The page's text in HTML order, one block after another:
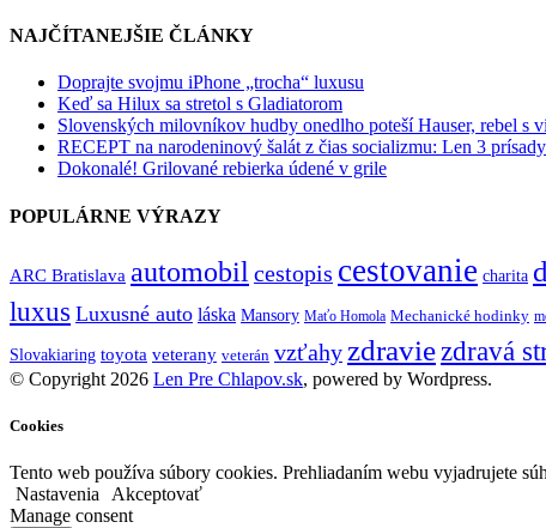
NAJČÍTANEJŠIE ČLÁNKY
Doprajte svojmu iPhone „trocha“ luxusu
Keď sa Hilux sa stretol s Gladiatorom
Slovenských milovníkov hudby onedlho poteší Hauser, rebel s
RECEPT na narodeninový šalát z čias socializmu: Len 3
Dokonalé! Grilované rebierka údené v grile
POPULÁRNE VÝRAZY
ARC Bratislava automobil cestopis cestovanie charita
luxus Luxusné auto láska Mansory Maťo Homola Mechanické hodinky
Slovakiaring toyota veterany veterán vzťahy zdravie zdravá
© Copyright 2026 Len Pre Chlapov.sk, powered by Wordpress.
Cookies
Tento web používa súbory cookies. Prehliadaním webu vyjadrujete
Nastavenia
Akceptovať
Manage consent